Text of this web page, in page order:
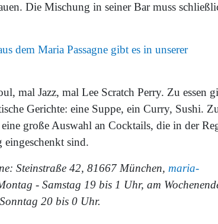
Die Mischung in seiner Bar muss
dem Maria Passagne gibt es in unserer
mal Jazz, mal Lee Scratch Perry. Zu essen
Gerichte: eine Suppe, ein Curry, Sushi.
große Auswahl an Cocktails, die in der
eingeschenkt sind.
Steinstraße 42, 81667 München, maria-
- Samstag 19 bis 1 Uhr, am
20 bis 0 Uhr.